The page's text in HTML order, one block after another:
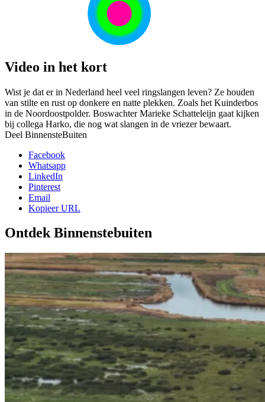
Video in het kort
Wist je dat er in Nederland heel veel ringslangen leven? Ze houden
van stilte en rust op donkere en natte plekken. Zoals het Kuinderbos
in de Noordoostpolder. Boswachter Marieke Schatteleijn gaat kijken
bij collega Harko, die nog wat slangen in de vriezer bewaart.
Deel BinnensteBuiten
Facebook
Whatsapp
LinkedIn
Pinterest
Email
Kopieer URL
Ontdek Binnenstebuiten